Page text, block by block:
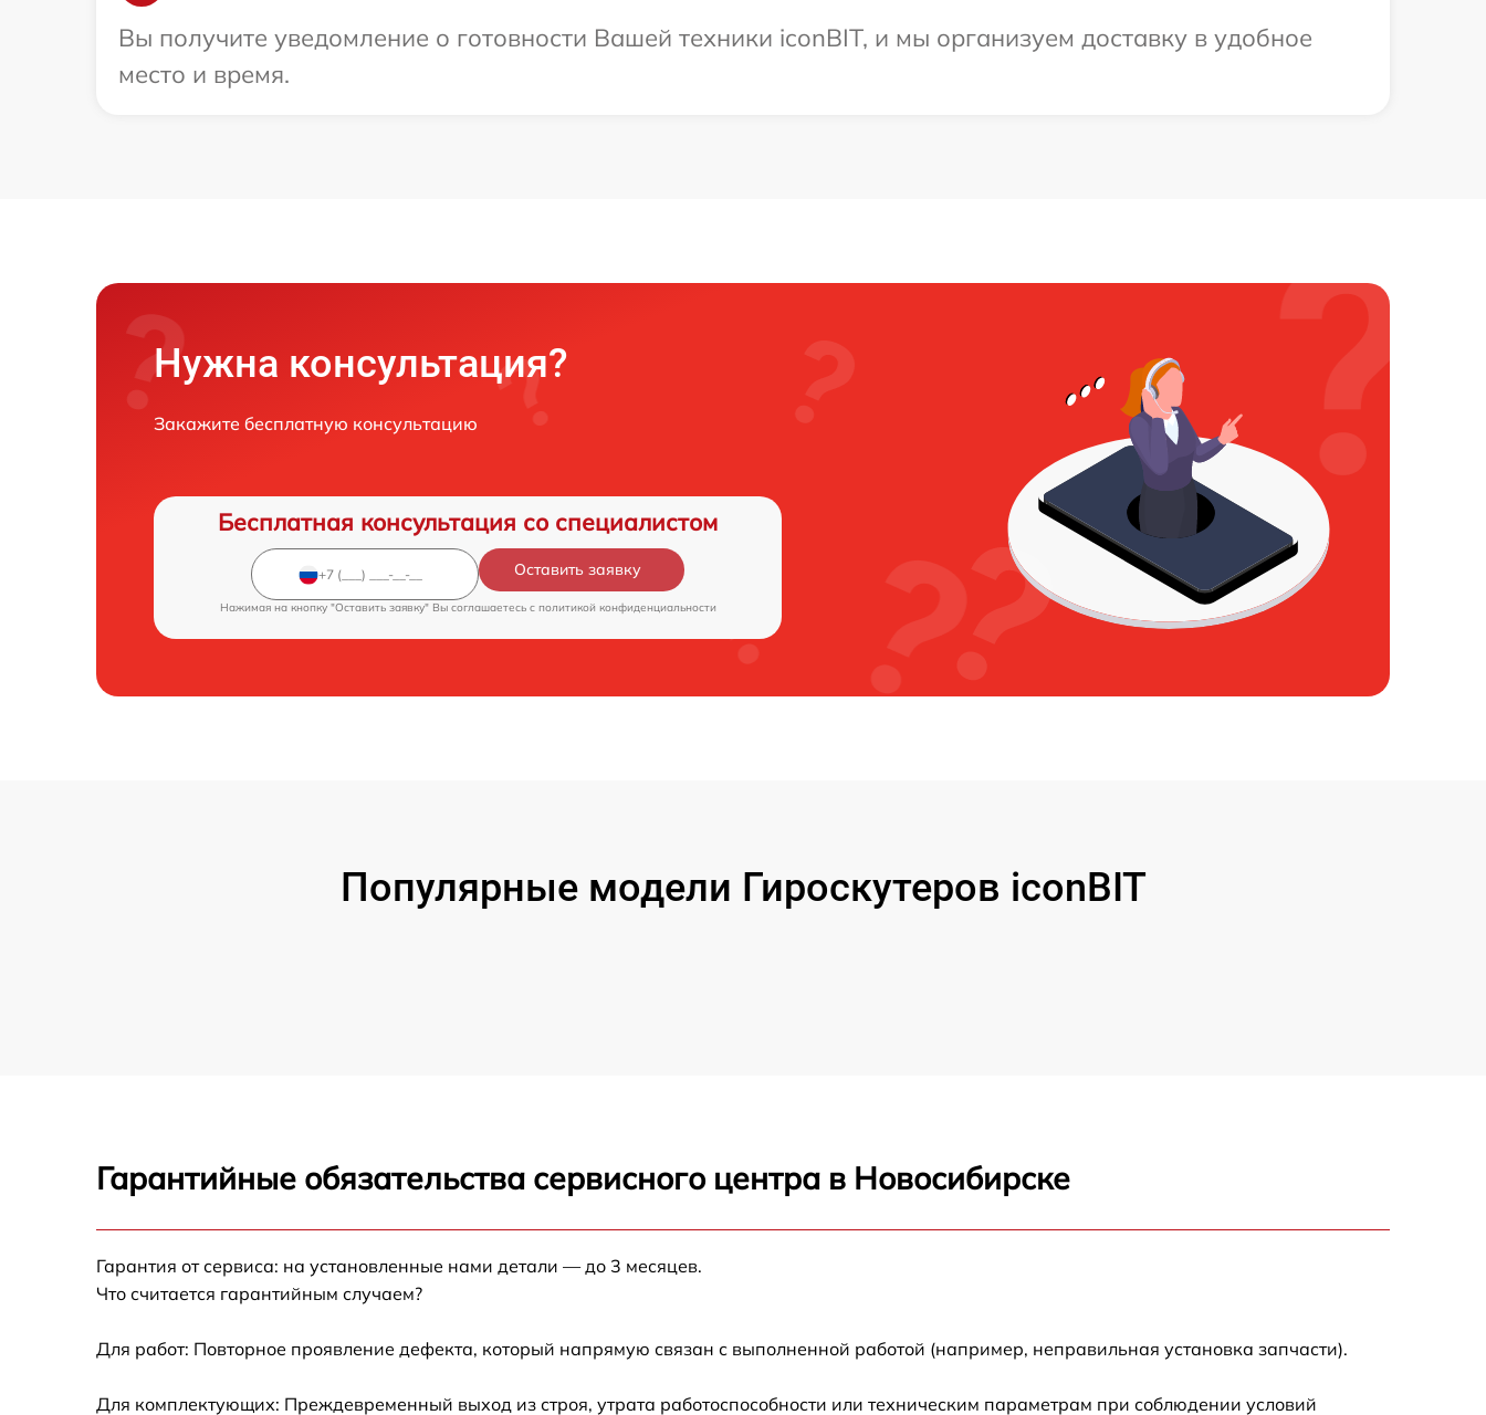
Вы получите уведомление о готовности Вашей техники iconBIT, и мы организуем доставку в удобное
место и время.
Нужна консультация?
Закажите бесплатную консультацию
Бесплатная консультация со специалистом
Оставить заявку
Нажимая на кнопку "Оставить заявку" Вы соглашаетесь c политикой конфиденциальности
Популярные модели Гироскутеров iconBIT
Гарантийные обязательства сервисного центра в Новосибирске
Гарантия от сервиса: на установленные нами детали — до 3 месяцев.
Что считается гарантийным случаем?
Для работ: Повторное проявление дефекта, который напрямую связан с выполненной работой (например, неправильная установка запчасти).
Для комплектующих: Преждевременный выход из строя, утрата работоспособности или техническим параметрам при соблюдении условий